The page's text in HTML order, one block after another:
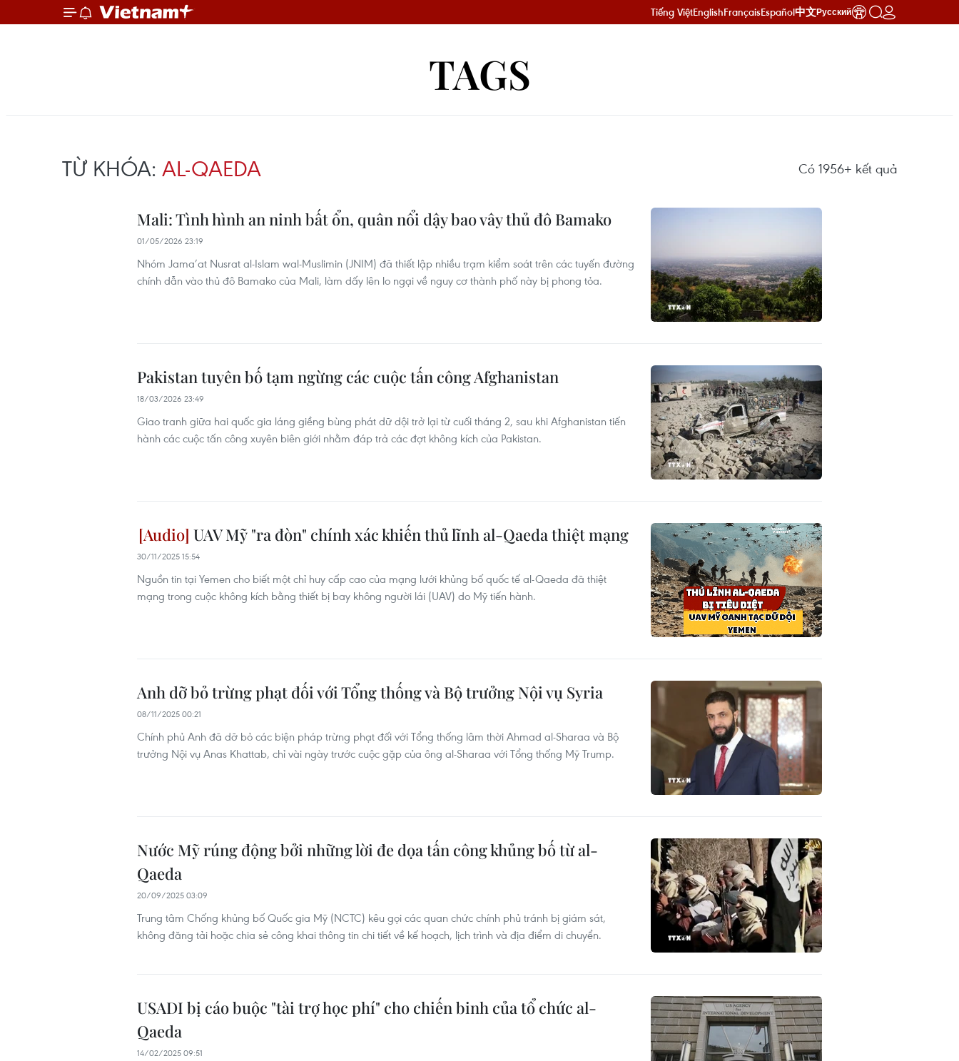
Tiếng ViệtEnglishFrançaisEspañol中文Русский
TAGS
TỪ KHÓA: AL-QAEDA Có 1956+ kết quả
Mali: Tình hình an ninh bất ổn, quân nổi dậy bao vây thủ đô Bamako
01/05/2026 23:19
Nhóm Jama’at Nusrat al-Islam wal-Muslimin (JNIM) đã thiết lập nhiều trạm kiểm soát trên các tuyến đường
chính dẫn vào thủ đô Bamako của Mali, làm dấy lên lo ngại về nguy cơ thành phố này bị phong tỏa.
Pakistan tuyên bố tạm ngừng các cuộc tấn công Afghanistan
18/03/2026 23:49
Giao tranh giữa hai quốc gia láng giềng bùng phát dữ dội trở lại từ cuối tháng 2, sau khi Afghanistan tiến
hành các cuộc tấn công xuyên biên giới nhằm đáp trả các đợt không kích của Pakistan.
UAV Mỹ "ra đòn" chính xác khiến thủ lĩnh al-Qaeda thiệt mạng
30/11/2025 15:54
Nguồn tin tại Yemen cho biết một chỉ huy cấp cao của mạng lưới khủng bố quốc tế al-Qaeda đã thiệt
mạng trong cuộc không kích bằng thiết bị bay không người lái (UAV) do Mỹ tiến hành.
Anh dỡ bỏ trừng phạt đối với Tổng thống và Bộ trưởng Nội vụ Syria
08/11/2025 00:21
Chính phủ Anh đã dỡ bỏ các biện pháp trừng phạt đối với Tổng thống lâm thời Ahmad al-Sharaa và Bộ
trưởng Nội vụ Anas Khattab, chỉ vài ngày trước cuộc gặp của ông al-Sharaa với Tổng thống Mỹ Trump.
Nước Mỹ rúng động bởi những lời đe dọa tấn công khủng bố từ al-
Qaeda
20/09/2025 03:09
Trung tâm Chống khủng bố Quốc gia Mỹ (NCTC) kêu gọi các quan chức chính phủ tránh bị giám sát,
không đăng tải hoặc chia sẻ công khai thông tin chi tiết về kế hoạch, lịch trình và địa điểm di chuyển.
USADI bị cáo buộc "tài trợ học phí" cho chiến binh của tổ chức al-
Qaeda
14/02/2025 09:51